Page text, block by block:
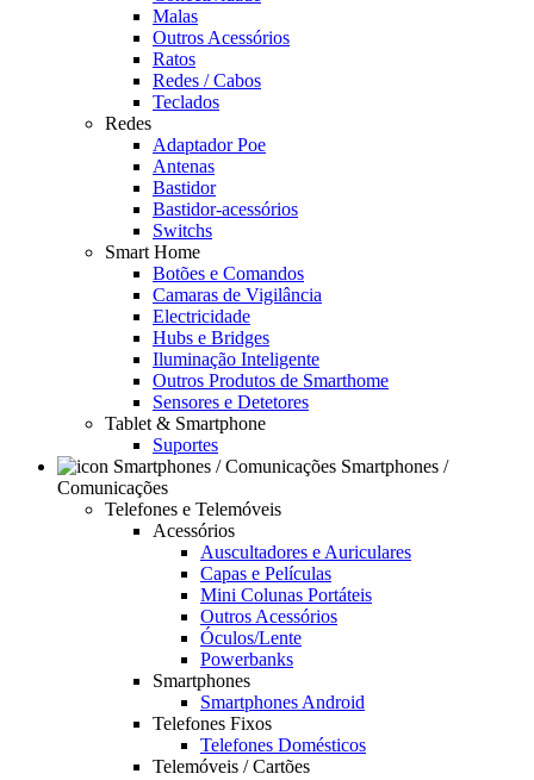
Malas
Outros Acessórios
Ratos
Redes / Cabos
Teclados
Redes
Adaptador Poe
Antenas
Bastidor
Bastidor-acessórios
Switchs
Smart Home
Botões e Comandos
Camaras de Vigilância
Electricidade
Hubs e Bridges
Iluminação Inteligente
Outros Produtos de Smarthome
Sensores e Detetores
Tablet & Smartphone
Suportes
Smartphones /
Comunicações
Telefones e Telemóveis
Acessórios
Auscultadores e Auriculares
Capas e Películas
Mini Colunas Portáteis
Outros Acessórios
Óculos/Lente
Powerbanks
Smartphones
Smartphones Android
Telefones Fixos
Telefones Domésticos
Telemóveis / Cartões